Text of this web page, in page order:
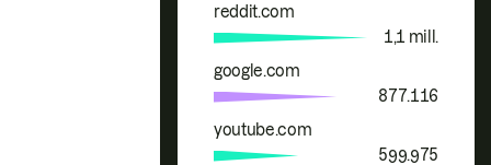
Marca Menciones
reddit.com
1,1 mill.
google.com
877.116
youtube.com
599.975